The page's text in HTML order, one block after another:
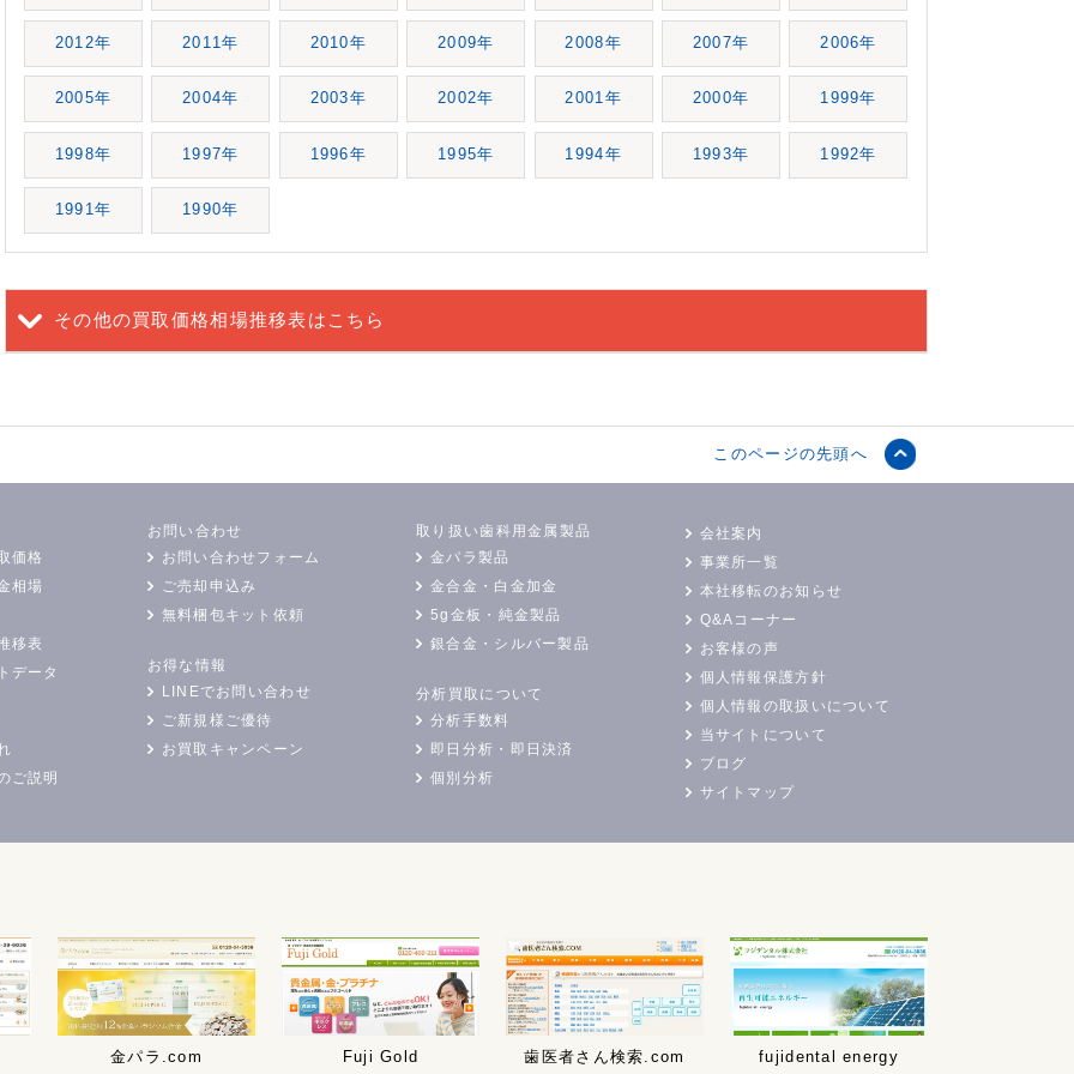
2012年 2011年 2010年 2009年 2008年 2007年 2006年
2005年 2004年 2003年 2002年 2001年 2000年 1999年
1998年 1997年 1996年 1995年 1994年 1993年 1992年
1991年 1990年
その他の買取価格相場推移表はこちら
このページの先頭へ
価格
相場
移表
データ
ご説明
お問い合わせ
お問い合わせフォーム
ご売却申込み
無料梱包キット依頼
お得な情報
LINEでお問い合わせ
ご新規様ご優待
お買取キャンペーン
取り扱い歯科用金属製品
金パラ製品
金合金・白金加金
5g金板・純金製品
銀合金・シルバー製品
分析買取について
分析手数料
即日分析・即日決済
個別分析
会社案内
事業所一覧
本社移転のお知らせ
Q&Aコーナー
お客様の声
個人情報保護方針
個人情報の取扱いについて
当サイトについて
ブログ
サイトマップ
金パラ.com Fuji Gold 歯医者さん検索.com fujidental energy